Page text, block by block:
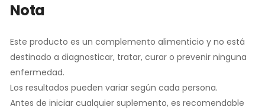
Nota
Este producto es un complemento alimenticio y no está
destinado a diagnosticar, tratar, curar o prevenir ninguna
enfermedad.
Los resultados pueden variar según cada persona.
Antes de iniciar cualquier suplemento, es recomendable